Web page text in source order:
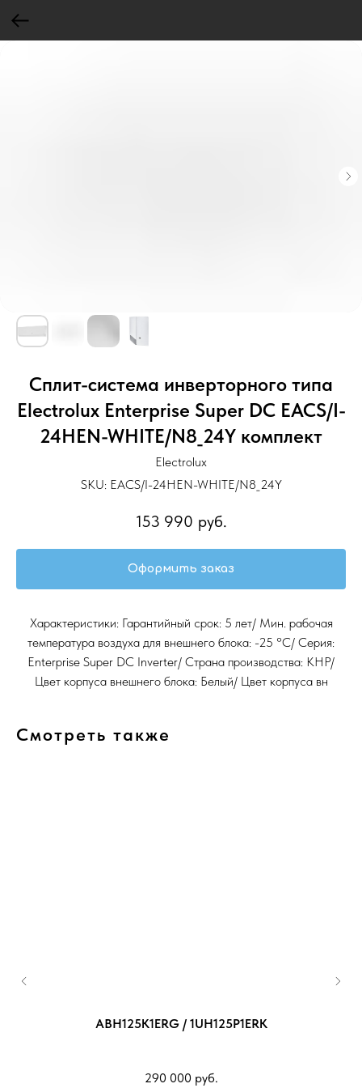
Сплит-система инверторного типа
Electrolux Enterprise Super DC EACS/I-
24HEN-WHITE/N8_24Y комплект
Electrolux
SKU: EACS/I-24HEN-WHITE/N8_24Y
153 990 руб.
Оформить заказ
Характеристики: Гарантийный срок: 5 лет/ Мин. рабочая
температура воздуха для внешнего блока: -25 °С/ Серия:
Enterprise Super DC Inverter/ Страна производства: КНР/
Цвет корпуса внешнего блока: Белый/ Цвет корпуса вн
Смотреть также
ABH125K1ERG / 1UH125P1ERK
290 000 руб.